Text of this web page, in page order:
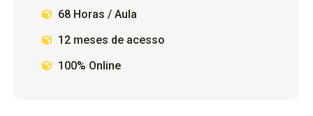
68 Horas / Aula
12 meses de acesso
100% Online